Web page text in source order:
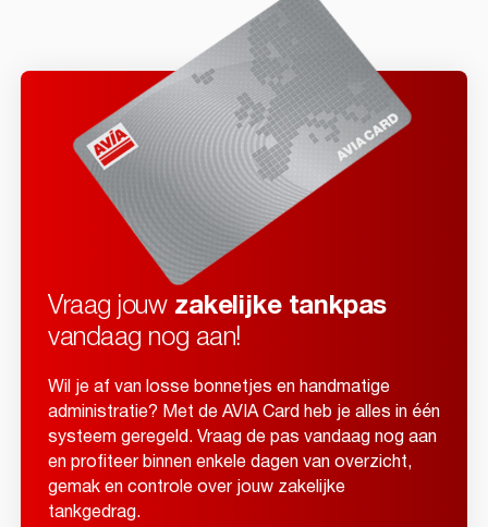
Vraag jouw zakelijke tankpas
vandaag nog aan!
Wil je af van losse bonnetjes en handmatige
administratie? Met de AVIA Card heb je alles in één
systeem geregeld. Vraag de pas vandaag nog aan
en profiteer binnen enkele dagen van overzicht,
gemak en controle over jouw zakelijke
tankgedrag.